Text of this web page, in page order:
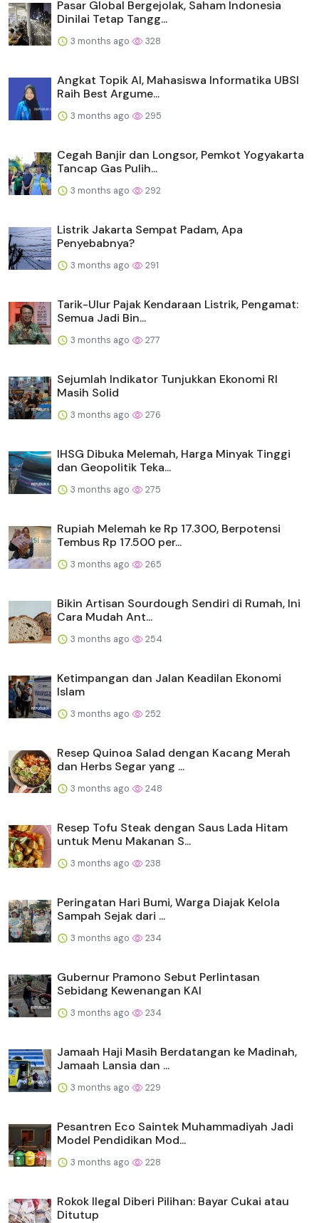
Pasar Global Bergejolak, Saham Indonesia
Dinilai Tetap Tangg...
3 months ago 328
Angkat Topik AI, Mahasiswa Informatika UBSI
Raih Best Argume...
3 months ago 295
Cegah Banjir dan Longsor, Pemkot Yogyakarta
Tancap Gas Pulih...
3 months ago 292
Listrik Jakarta Sempat Padam, Apa
Penyebabnya?
3 months ago 291
Tarik-Ulur Pajak Kendaraan Listrik, Pengamat:
Semua Jadi Bin...
3 months ago 277
Sejumlah Indikator Tunjukkan Ekonomi RI
Masih Solid
3 months ago 276
IHSG Dibuka Melemah, Harga Minyak Tinggi
dan Geopolitik Teka...
3 months ago 275
Rupiah Melemah ke Rp 17.300, Berpotensi
Tembus Rp 17.500 per...
3 months ago 265
Bikin Artisan Sourdough Sendiri di Rumah, Ini
Cara Mudah Ant...
3 months ago 254
Ketimpangan dan Jalan Keadilan Ekonomi
Islam
3 months ago 252
Resep Quinoa Salad dengan Kacang Merah
dan Herbs Segar yang ...
3 months ago 248
Resep Tofu Steak dengan Saus Lada Hitam
untuk Menu Makanan S...
3 months ago 238
Peringatan Hari Bumi, Warga Diajak Kelola
Sampah Sejak dari ...
3 months ago 234
Gubernur Pramono Sebut Perlintasan
Sebidang Kewenangan KAI
3 months ago 234
Jamaah Haji Masih Berdatangan ke Madinah,
Jamaah Lansia dan ...
3 months ago 229
Pesantren Eco Saintek Muhammadiyah Jadi
Model Pendidikan Mod...
3 months ago 228
Rokok Ilegal Diberi Pilihan: Bayar Cukai atau
Ditutup